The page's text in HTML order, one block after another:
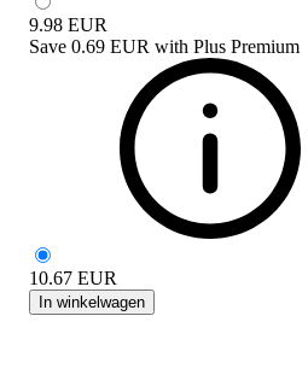
9.98 EUR
Save 0.69 EUR with Plus Premium
10.67 EUR
In winkelwagen